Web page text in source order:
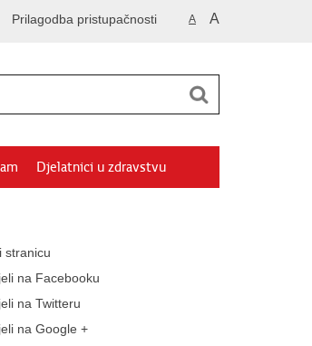
A A
Prilagodba pristupačnosti
Djelatnici u zdravstvu
stranicu
na Facebooku
na Twitteru
na Google +